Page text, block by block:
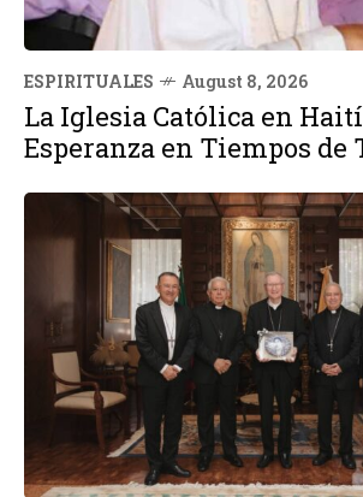
ESPIRITUALES August 8, 2026
La Iglesia Católica en
Esperanza en Tiempos